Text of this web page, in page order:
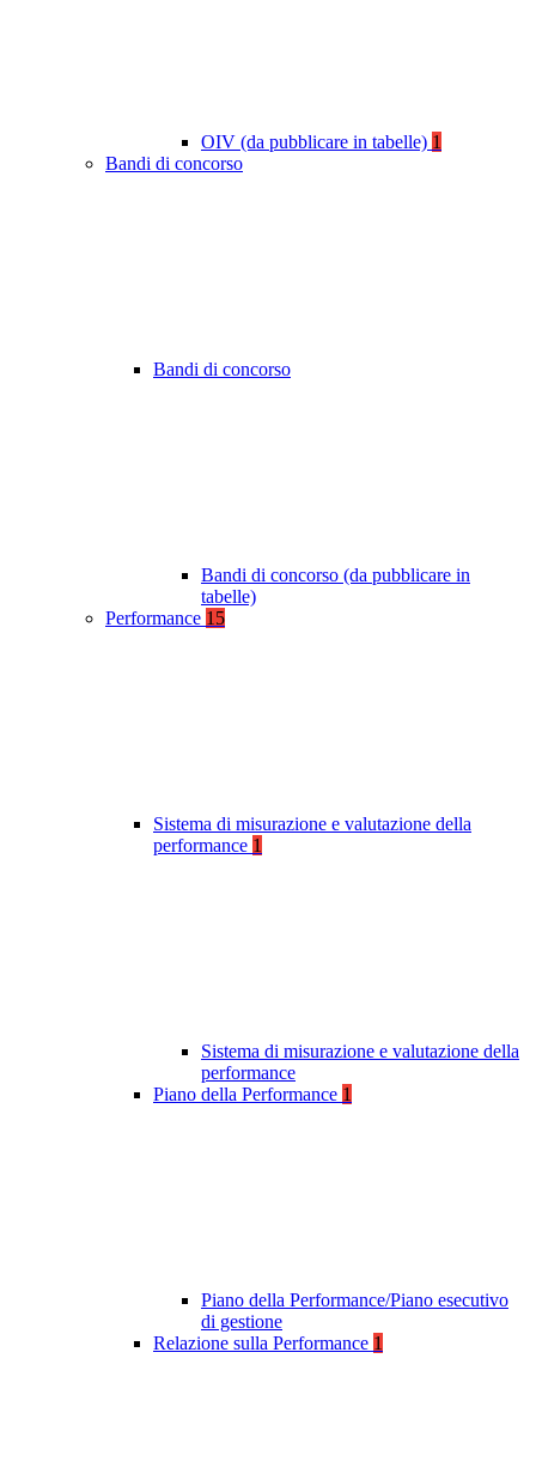
OIV (da pubblicare in tabelle) 1
Bandi di concorso
Bandi di concorso
Bandi di concorso (da pubblicare in
tabelle)
Performance 15
Sistema di misurazione e valutazione della
performance 1
Sistema di misurazione e valutazione della
performance
Piano della Performance 1
Piano della Performance/Piano esecutivo
di gestione
Relazione sulla Performance 1